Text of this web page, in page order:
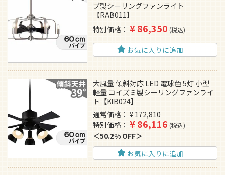
ブ製シーリングファンライト
【RAB011】
特別価格
¥86,350 税込
お気に入りに追加
大風量 傾斜対応 LED 電球色 5灯 小型
軽量 コイズミ製シーリングファンライ
ト【KIB024】
通常価格
¥172,810
特別価格
¥86,116 税込
50.2% OFF
お気に入りに追加